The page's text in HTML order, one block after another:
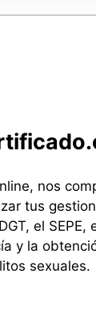
nos
tus
el SEPE,
y la
sexuales.